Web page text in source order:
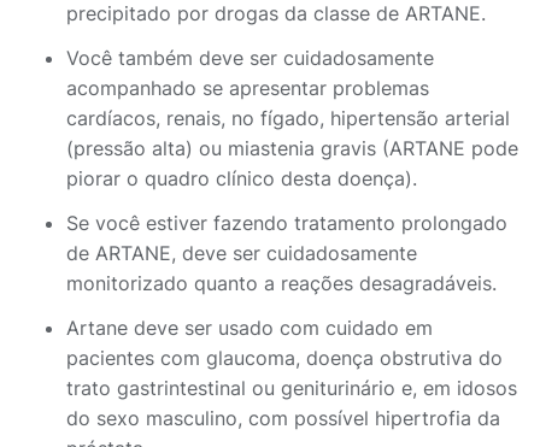
precipitado por drogas da classe de ARTANE.
Você também deve ser cuidadosamente
acompanhado se apresentar problemas
cardíacos, renais, no fígado, hipertensão arterial
(pressão alta) ou miastenia gravis (ARTANE pode
piorar o quadro clínico desta doença).
Se você estiver fazendo tratamento prolongado
de ARTANE, deve ser cuidadosamente
monitorizado quanto a reações desagradáveis.
Artane deve ser usado com cuidado em
pacientes com glaucoma, doença obstrutiva do
trato gastrintestinal ou geniturinário e, em idosos
do sexo masculino, com possível hipertrofia da